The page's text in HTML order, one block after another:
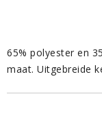
65% polyester en
maat. Uitgebreide